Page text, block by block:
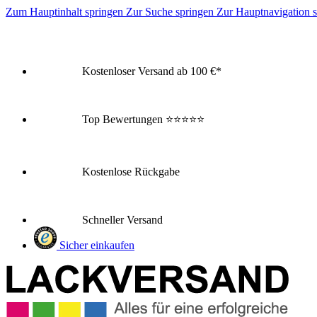
Zum Hauptinhalt springen Zur Suche springen Zur Hauptnavigation
Kostenloser Versand ab 100 €*
Top Bewertungen ⭐⭐⭐⭐⭐
Kostenlose Rückgabe
Schneller Versand
Sicher einkaufen